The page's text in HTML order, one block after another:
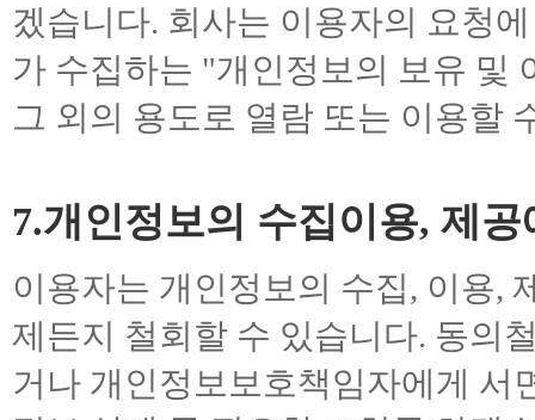
겠습니다. 회사는 이용자의 요청
가 수집하는 "개인정보의 보유 및
그 외의 용도로 열람 또는 이용할
7.개인정보의 수집이용, 제
이용자는 개인정보의 수집, 이용,
제든지 철회할 수 있습니다. 동의
거나 개인정보보호책임자에게 서